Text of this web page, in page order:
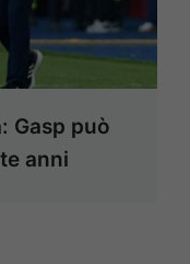
Gasp può
anni